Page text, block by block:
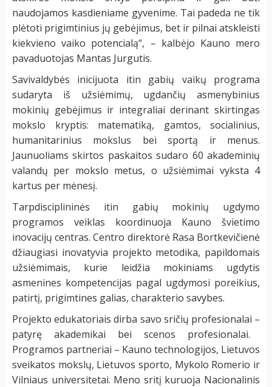
naudojamos kasdieniame gyvenime. Tai padeda ne tik
plėtoti prigimtinius jų gebėjimus, bet ir pilnai atskleisti
kiekvieno vaiko potencialą“, – kalbėjo Kauno mero
pavaduotojas Mantas Jurgutis.
Savivaldybės inicijuota itin gabių vaikų programa
sudaryta iš užsiėmimų, ugdančių asmenybinius
mokinių gebėjimus ir integraliai derinant skirtingas
mokslo kryptis: matematiką, gamtos, socialinius,
humanitarinius mokslus bei sportą ir menus.
Jaunuoliams skirtos paskaitos sudaro 60 akademinių
valandų per mokslo metus, o užsiėmimai vyksta 4
kartus per mėnesį.
Tarpdisciplininės itin gabių mokinių ugdymo
programos veiklas koordinuoja Kauno švietimo
inovacijų centras. Centro direktorė Rasa Bortkevičienė
džiaugiasi inovatyvia projekto metodika, papildomais
užsiėmimais, kurie leidžia mokiniams ugdytis
asmenines kompetencijas pagal ugdymosi poreikius,
patirtį, prigimtines galias, charakterio savybes.
Projekto edukatoriais dirba savo sričių profesionalai –
patyrę akademikai bei scenos profesionalai.
Programos partneriai – Kauno technologijos, Lietuvos
sveikatos mokslų, Lietuvos sporto, Mykolo Romerio ir
Vilniaus universitetai. Meno sritį kuruoja Nacionalinis